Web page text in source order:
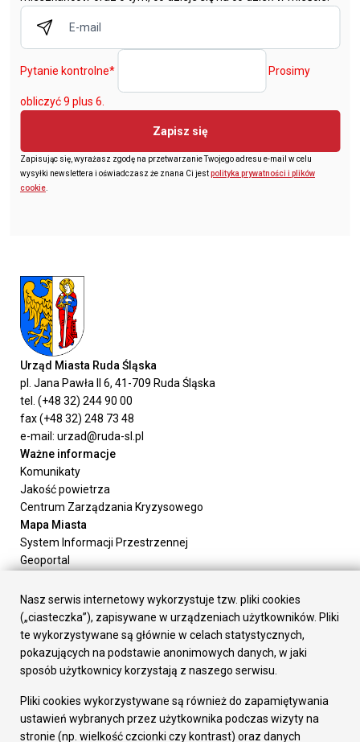
Pytanie kontrolne* Prosimy
obliczyć 9 plus 6.
Zapisz się
Zapisując się, wyrażasz zgodę na przetwarzanie Twojego adresu e-mail w celu
wysyłki newslettera i oświadczasz że znana Ci jestpolityka prywatności i plików
cookie.
Urząd Miasta Ruda Śląska
pl. Jana Pawła II 6, 41-709 Ruda Śląska
tel. (+48 32) 244 90 00
fax (+48 32) 248 73 48
e-mail: urzad@ruda-sl.pl
Ważne informacje
Komunikaty
Jakość powietrza
Centrum Zarządzania Kryzysowego
Mapa Miasta
System Informacji Przestrzennej
Geoportal
Załatw sprawę
Prezydent Miasta
Rada Miasta
Wydziały
Elektroniczna Skrzynka Podawcza
Gospodarka
Fundusze europejskie
Środki krajowe
Nasz serwis internetowy wykorzystuje tzw. pliki cookies
(„ciasteczka”), zapisywane w urządzeniach użytkowników. Pliki
te wykorzystywane są głównie w celach statystycznych,
pokazujących na podstawie anonimowych danych, w jaki
sposób użytkownicy korzystają z naszego serwisu.
Pliki cookies wykorzystywane są również do zapamiętywania
ustawień wybranych przez użytkownika podczas wizyty na
stronie (np. wielkość czcionki czy kontrast) oraz danych